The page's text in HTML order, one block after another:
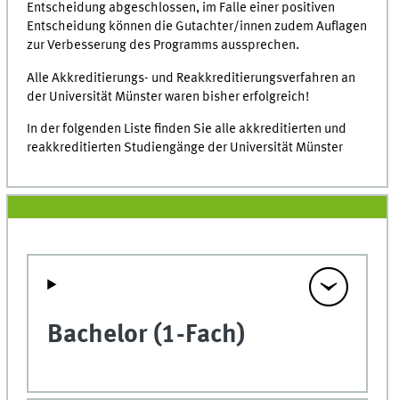
Entscheidung abgeschlossen, im Falle einer positiven
Entscheidung können die Gutachter/innen zudem Auflagen
zur Verbesserung des Programms aussprechen.
Alle Akkreditierungs- und Reakkreditierungsverfahren an
der Universität Münster waren bisher erfolgreich!
In der folgenden Liste finden Sie alle akkreditierten und
reakkreditierten Studiengänge der Universität Münster
Bachelor (1-Fach)